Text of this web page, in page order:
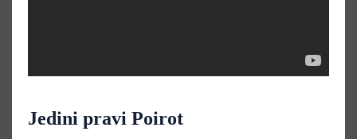
Jedini pravi Poirot